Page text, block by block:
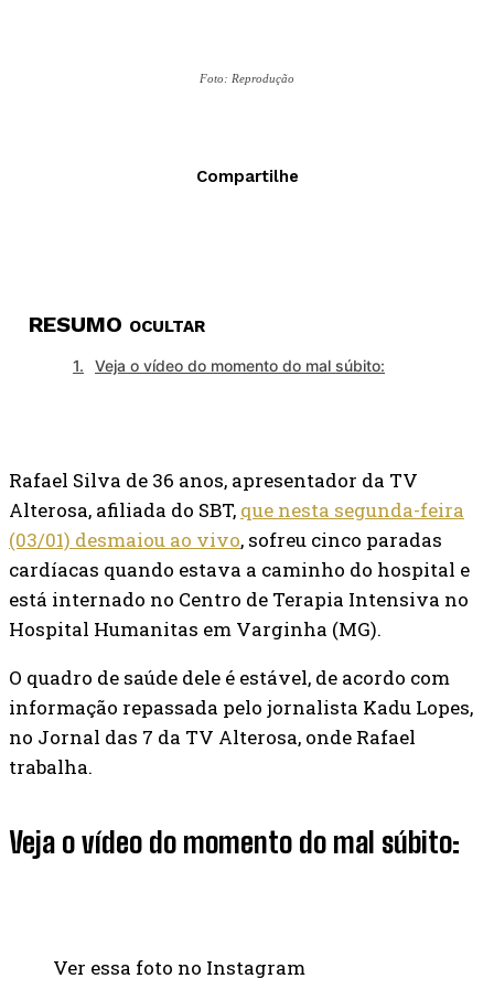
Foto: Reprodução
Compartilhe
RESUMO OCULTAR
Veja o vídeo do momento do mal súbito:
Rafael Silva de 36 anos, apresentador da TV
Alterosa, afiliada do SBT, que nesta segunda-feira
(03/01) desmaiou ao vivo, sofreu cinco paradas
cardíacas quando estava a caminho do hospital e
está internado no Centro de Terapia Intensiva no
Hospital Humanitas em Varginha (MG).
O quadro de saúde dele é estável, de acordo com
informação repassada pelo jornalista Kadu Lopes,
no Jornal das 7 da TV Alterosa, onde Rafael
trabalha.
Veja o vídeo do momento do mal súbito:
Ver essa foto no Instagram